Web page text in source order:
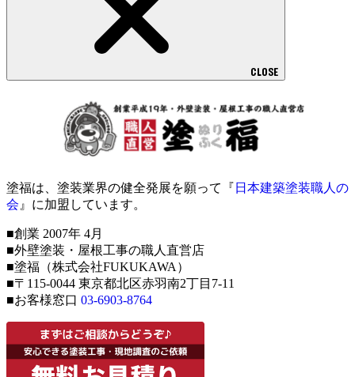
CLOSE
塗福は、塗装業界の健全発展を願って『 日本建築塗装職人の
会』に加盟しています。
■創業 2007年 4月
■外壁塗装・屋根工事の職人直営店
■塗福（株式会社FUKUKAWA）
■〒115-0044 東京都北区赤羽南2丁目7-11
■お客様窓口 03-6903-8764